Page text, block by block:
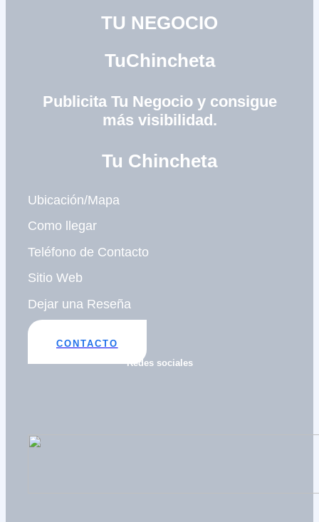
TU NEGOCIO
TuChincheta
Publicita Tu Negocio y consigue
más visibilidad.
Tu Chincheta
Ubicación/Mapa
Como llegar
Teléfono de Contacto
Sitio Web
Dejar una Reseña
CONTACTO
Redes sociales